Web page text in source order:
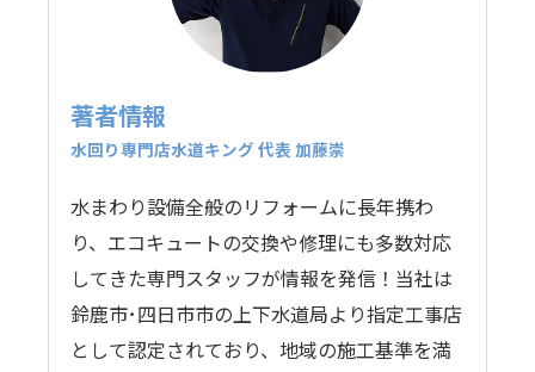
著者情報
水回り専門店水道キング 代表 加藤崇
水まわり設備全般のリフォームに長年携わ
り、エコキュートの交換や修理にも多数対応
してきた専門スタッフが情報を発信！当社は
鈴鹿市･四日市市の上下水道局より指定工事店
として認定されており、地域の施工基準を満